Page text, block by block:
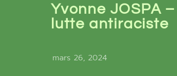
Yvonne JOSPA
lutte antiraciste
mars 26, 2024